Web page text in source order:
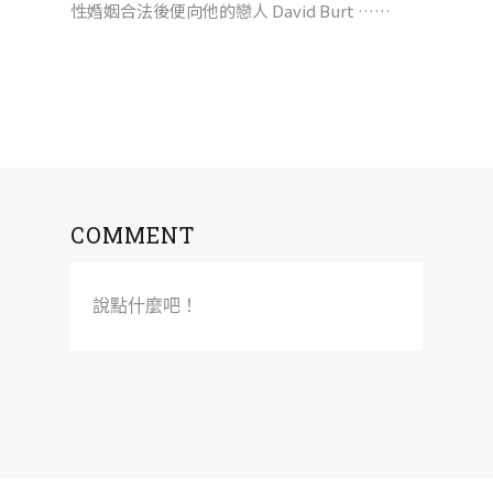
性婚姻合法後便向他的戀人 David Burt ……
COMMENT
說點什麼吧！